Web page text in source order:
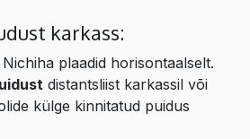
karkass:
plaadid horisontaalselt.
distantsliist karkassil või
külge kinnitatud puidus